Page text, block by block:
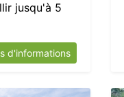
jusqu'à 5
d'informations